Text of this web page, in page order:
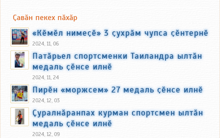
Ҫавӑн пекех пӑхӑр
«Кӗмӗл нимеҫӗ» 3 ҫухрӑм чупса ҫӗнтернӗ
2024, 11, 06
Патӑрьел спортсменки Таиландра ылтӑн
медаль ҫӗнсе илнӗ
2024, 11, 24
Пирӗн «моржсем» 27 медаль ҫӗнсе илнӗ
2024, 12, 03
Ҫуралнӑранпах курман спортсмен ылтӑн
медаль ҫӗнсе илнӗ
2024, 12, 09